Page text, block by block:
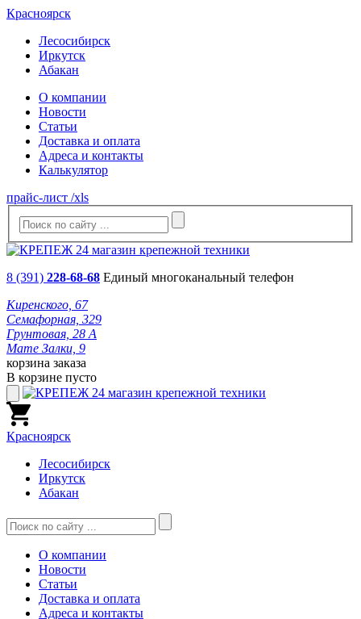
Красноярск
Лесосибирск
Иркутск
Абакан
О компании
Новости
Статьи
Доставка и оплата
Адреса и контакты
Калькулятор
прайс-лист /xls
8 (391) 228-68-68 Единый многоканальный телефон
Киренского, 67
Семафорная, 329
Грунтовая, 28 А
Мате Залки, 9
корзина заказа
В корзине пусто
Красноярск
Лесосибирск
Иркутск
Абакан
О компании
Новости
Статьи
Доставка и оплата
Адреса и контакты